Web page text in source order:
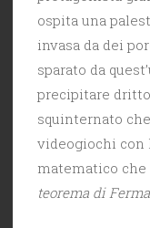
ospita una
invasa da dei
sparato da
precipitare
squinternato
videogiochi con
matematico che
teorema di